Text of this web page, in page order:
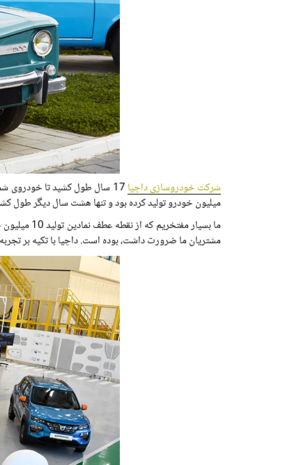
شرکت خودروسازی داچیا
میلیون خودرو تولید کرده بود و تنها هشت سال دیگر طول
ما بسیار
مشتریان ما ضرورت داشت، بوده است. داچیا با تکیه بر